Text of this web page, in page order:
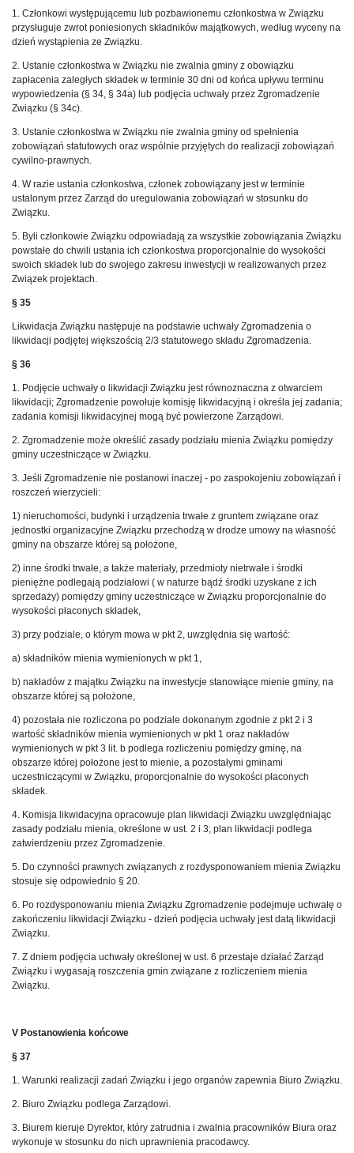
1. Członkowi występującemu lub pozbawionemu członkostwa w Związku
przysługuje zwrot poniesionych składników majątkowych, według wyceny na
dzień wystąpienia ze Związku.
2. Ustanie członkostwa w Związku nie zwalnia gminy z obowiązku
zapłacenia zaległych składek w terminie 30 dni od końca upływu terminu
wypowiedzenia (§ 34, § 34a) lub podjęcia uchwały przez Zgromadzenie
Związku (§ 34c).
3. Ustanie członkostwa w Związku nie zwalnia gminy od spełnienia
zobowiązań statutowych oraz wspólnie przyjętych do realizacji zobowiązań
cywilno-prawnych.
4. W razie ustania członkostwa, członek zobowiązany jest w terminie
ustalonym przez Zarząd do uregulowania zobowiązań w stosunku do
Związku.
5. Byli członkowie Związku odpowiadają za wszystkie zobowiązania Związku
powstałe do chwili ustania ich członkostwa proporcjonalnie do wysokości
swoich składek lub do swojego zakresu inwestycji w realizowanych przez
Związek projektach.
§ 35
Likwidacja Związku następuje na podstawie uchwały Zgromadzenia o
likwidacji podjętej większością 2/3 statutowego składu Zgromadzenia.
§ 36
1. Podjęcie uchwały o likwidacji Związku jest równoznaczna z otwarciem
likwidacji; Zgromadzenie powołuje komisję likwidacyjną i określa jej zadania;
zadania komisji likwidacyjnej mogą być powierzone Zarządowi.
2. Zgromadzenie może określić zasady podziału mienia Związku pomiędzy
gminy uczestniczące w Związku.
3. Jeśli Zgromadzenie nie postanowi inaczej - po zaspokojeniu zobowiązań i
roszczeń wierzycieli:
1) nieruchomości, budynki i urządzenia trwałe z gruntem związane oraz
jednostki organizacyjne Związku przechodzą w drodze umowy na własność
gminy na obszarze której są położone,
2) inne środki trwałe, a także materiały, przedmioty nietrwałe i środki
pieniężne podlegają podziałowi ( w naturze bądź środki uzyskane z ich
sprzedaży) pomiędzy gminy uczestniczące w Związku proporcjonalnie do
wysokości płaconych składek,
3) przy podziale, o którym mowa w pkt 2, uwzględnia się wartość:
a) składników mienia wymienionych w pkt 1,
b) nakładów z majątku Związku na inwestycje stanowiące mienie gminy, na
obszarze której są położone,
4) pozostała nie rozliczona po podziale dokonanym zgodnie z pkt 2 i 3
wartość składników mienia wymienionych w pkt 1 oraz nakładów
wymienionych w pkt 3 lit. b podlega rozliczeniu pomiędzy gminę, na
obszarze której położone jest to mienie, a pozostałymi gminami
uczestniczącymi w Związku, proporcjonalnie do wysokości płaconych
składek.
4. Komisja likwidacyjna opracowuje plan likwidacji Związku uwzględniając
zasady podziału mienia, określone w ust. 2 i 3; plan likwidacji podlega
zatwierdzeniu przez Zgromadzenie.
5. Do czynności prawnych związanych z rozdysponowaniem mienia Związku
stosuje się odpowiednio § 20.
6. Po rozdysponowaniu mienia Związku Zgromadzenie podejmuje uchwałę o
zakończeniu likwidacji Związku - dzień podjęcia uchwały jest datą likwidacji
Związku.
7. Z dniem podjęcia uchwały określonej w ust. 6 przestaje działać Zarząd
Związku i wygasają roszczenia gmin związane z rozliczeniem mienia
Związku.
V Postanowienia końcowe
§ 37
1. Warunki realizacji zadań Związku i jego organów zapewnia Biuro Związku.
2. Biuro Związku podlega Zarządowi.
3. Biurem kieruje Dyrektor, który zatrudnia i zwalnia pracowników Biura oraz
wykonuje w stosunku do nich uprawnienia pracodawcy.